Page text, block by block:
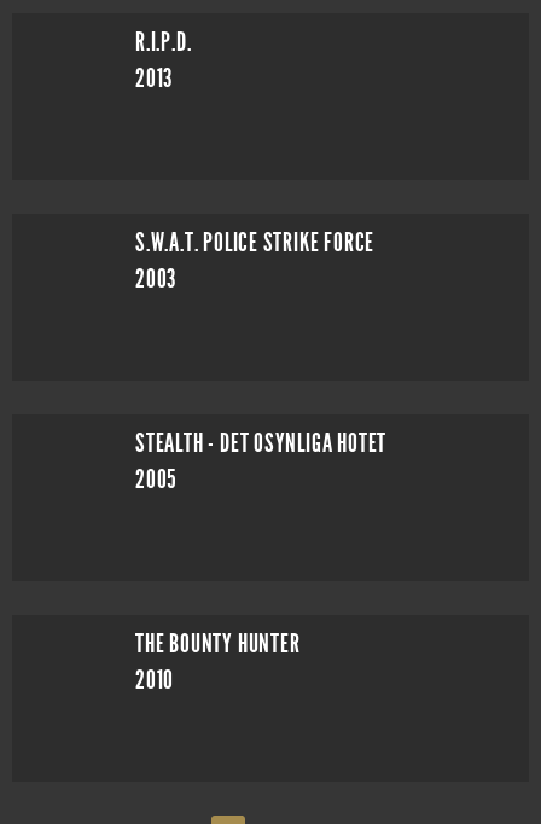
R.I.P.D.
2013
S.W.A.T. POLICE STRIKE FORCE
2003
STEALTH - DET OSYNLIGA HOTET
2005
THE BOUNTY HUNTER
2010